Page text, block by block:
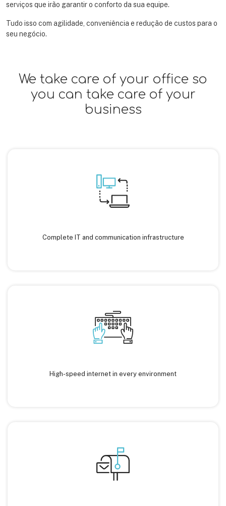
serviços que irão garantir o conforto da sua equipe.
Tudo isso com agilidade, conveniência e redução de custos para o
seu negócio.
We take care of your office so
you can take care of your
business
Complete IT and communication infrastructure
High-speed internet in every environment